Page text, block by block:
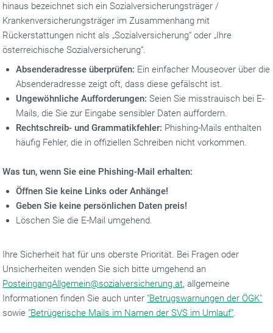
hinaus bezeichnet sich ein Sozialversicherungsträger /
Krankenversicherungsträger im Zusammenhang mit
Rückerstattungen nicht als „Sozialversicherung“ oder „Ihre
österreichische Sozialversicherung“.
Absenderadresse überprüfen: Ein einfacher Mouseover über die
Absenderadresse zeigt oft, dass diese gefälscht ist.
Ungewöhnliche Aufforderungen: Seien Sie misstrauisch bei E-
Mails, die Sie zur Eingabe sensibler Daten auffordern.
Rechtschreib- und Grammatikfehler: Phishing-Mails enthalten
häufig Fehler, die in offiziellen Schreiben nicht vorkommen.
Was tun, wenn Sie eine Phishing-Mail erhalten:
Öffnen Sie keine Links oder Anhänge!
Geben Sie keine persönlichen Daten preis!
Löschen Sie die E-Mail umgehend.
Ihre Sicherheit hat für uns oberste Priorität. Bei Fragen oder
Unsicherheiten wenden Sie sich bitte umgehend an
PosteingangAllgemein@sozialversicherung.at, allgemeine
Informationen finden Sie auch unter "Betrugs­warnungen der ÖGK"
sowie "Betrügerische Mails im Namen der SVS im Umlauf".